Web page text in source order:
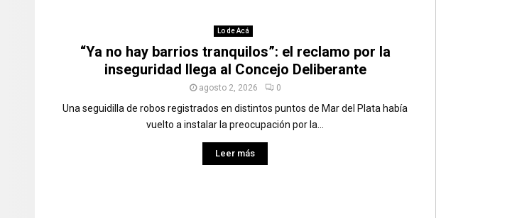
Lo de Acá
“Ya no hay barrios tranquilos”: el reclamo por la
inseguridad llega al Concejo Deliberante
agosto 2, 2026 0
Una seguidilla de robos registrados en distintos puntos de Mar del Plata había
vuelto a instalar la preocupación por la...
Leer más